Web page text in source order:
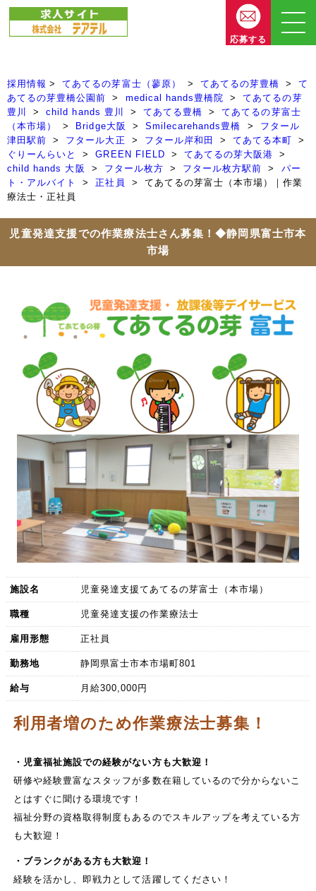
応募する
採用情報 てあてるの芽富士（蓼原） てあてるの芽豊橋
て
あてるの芽豊橋公園前
medical hands豊橋院
てあてるの芽
豊川
child hands 豊川 てあてる豊橋
てあてるの芽富士
（本市場）
Bridge大阪 Smilecarehands豊橋
フタール
津田駅前
フタール大正 フタール岸和田
てあてる本町
ぐりーんらいと
GREEN FIELD
てあてるの芽大阪港
child hands 大阪
フタール枚方 フタール枚方駅前
パー
ト・アルバイト
正社員
てあてるの芽富士（本市場）｜作業
療法士・正社員
児童発達支援での作業療法士さん募集！◆静岡県富士市本
市場
施設名 児童発達支援てあてるの芽富士（本市場）
職種 児童発達支援の作業療法士
雇用形態 正社員
勤務地 静岡県富士市本市場町801
給与 月給300,000円
利用者増のため作業療法士募集！
・児童福祉施設での経験がない方も大歓迎！
研修や経験豊富なスタッフが多数在籍しているので分からないこ
とはすぐに聞ける環境です！
福祉分野の資格取得制度もあるのでスキルアップを考えている方
も大歓迎！
・ブランクがある方も大歓迎！
経験を活かし、即戦力として活躍してください！